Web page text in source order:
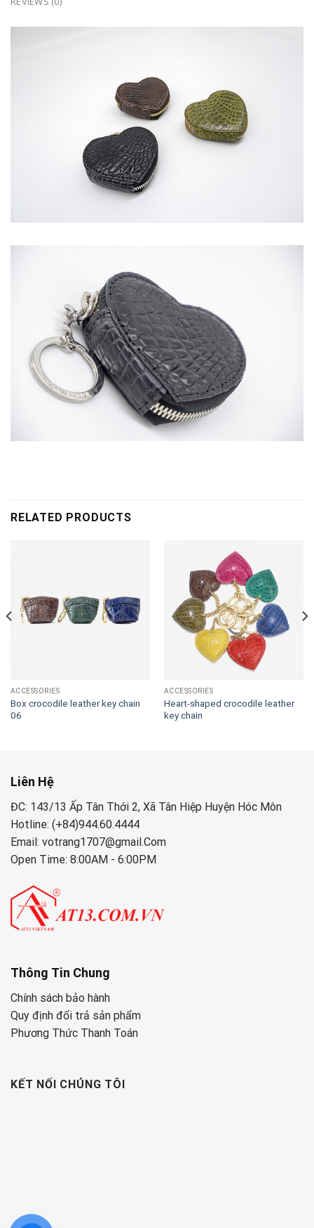
RELATED PRODUCTS
ACCESSORIES
Box crocodile leather key chain
06
ACCESSORIES
Heart-shaped crocodile leather
key chain
Liên Hệ
ĐC: 143/13 Ấp Tân Thới 2, Xã Tân Hiệp Huyện Hóc Môn
Hotline: (+84)944.60.4444
Email: votrang1707@gmail.Com
Open Time: 8:00AM - 6:00PM
Thông Tin Chung
Chính sách bảo hành
Quy định đổi trả sản phẩm
Phương Thức Thanh Toán
KẾT NỐI CHÚNG TÔI